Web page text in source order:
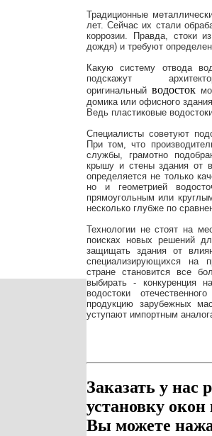
Традиционные
лет. Сейчас их стали
коррозии. Правда, стоки
дождя) и требуют
Какую систему отвода
подскажут
оригинальный водосток
домика или офисного
Ведь пластиковые
Специалисты советуют
При том, что
службы, грамотно
крышу и стены здания от
определяется не только
но и геометрией
прямоугольным или
несколько глубже по
Технологии не стоят на
поисках новых решений
защищать здания от
специализирующихся на
стране становится все
выбирать - конкуренция
водостоки
продукцию зарубежных
уступают импортным
Заказать у нас
установку
Вы можете